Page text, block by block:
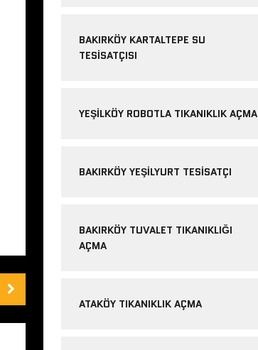
BAKIRKÖY KARTALTEPE SU
TESISATÇISI
YEŞILKÖY ROBOTLA TIKANIKLIK AÇMA
BAKIRKÖY YEŞILYURT TESISATÇI
BAKIRKÖY TUVALET TIKANIKLIĞI
AÇMA
ATAKÖY TIKANIKLIK AÇMA